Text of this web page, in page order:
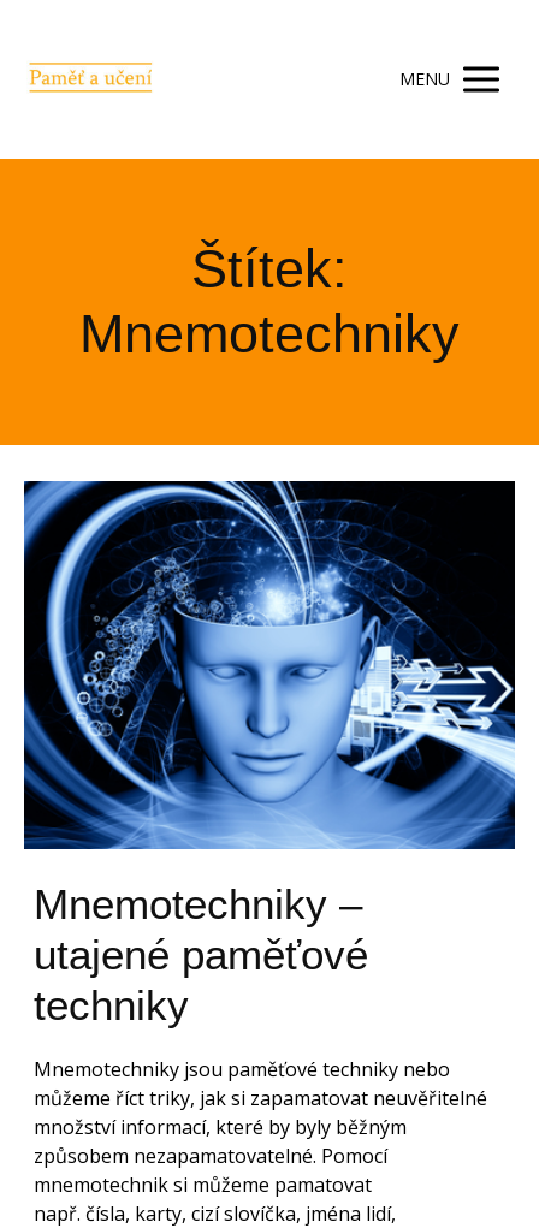
MENU
Štítek:
Mnemotechniky
Mnemotechniky –
utajené paměťové
techniky
Mnemotechniky jsou paměťové techniky nebo
můžeme říct triky, jak si zapamatovat neuvěřitelné
množství informací, které by byly běžným
způsobem nezapamatovatelné. Pomocí
mnemotechnik si můžeme pamatovat
např. čísla, karty, cizí slovíčka, jména lidí,